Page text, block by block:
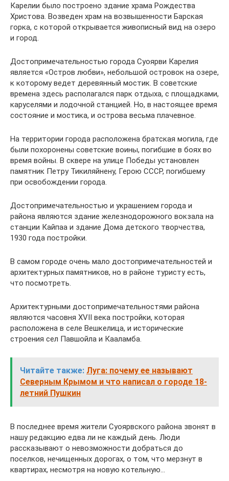
Карелии было построено здание храма Рождества
Христова. Возведен храм на возвышенности Барская
горка, с которой открывается живописный вид на озеро
и город.
Достопримечательностью города Суоярви Карелия
является «Остров любви», небольшой островок на озере,
к которому ведет деревянный мостик. В советские
времена здесь располагался парк отдыха, с площадками,
каруселями и лодочной станцией. Но, в настоящее время
состояние и мостика, и острова весьма плачевное.
На территории города расположена братская могила, где
были похоронены советские воины, погибшие в боях во
время войны. В сквере на улице Победы установлен
памятник Петру Тикиляйнену, Герою СССР, погибшему
при освобождении города.
Достопримечательностью и украшением города и
района являются здание железнодорожного вокзала на
станции Кайпаа и здание Дома детского творчества,
1930 года постройки.
В самом городе очень мало достопримечательностей и
архитектурных памятников, но в районе туристу есть,
что посмотреть.
Архитектурными достопримечательностями района
являются часовня XVII века постройки, которая
расположена в селе Вешкелица, и исторические
строения сел Павшойла и Кааламба.
Читайте также: Луга: почему ее называют
Северным Крымом и что написал о городе 18-
летний Пушкин
В последнее время жители Суоярвского района звонят в
нашу редакцию едва ли не каждый день. Люди
рассказывают о невозможности добраться до
поселков, нечищенных дорогах, о том, что мерзнут в
квартирах, несмотря на новую котельную…